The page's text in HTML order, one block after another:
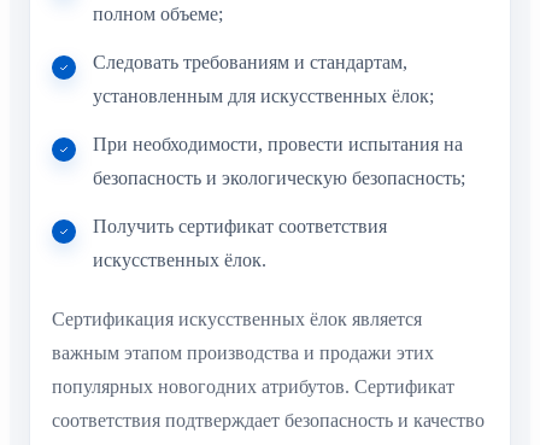
полном объеме;
Следовать требованиям и стандартам,
установленным для искусственных ёлок;
При необходимости, провести испытания на
безопасность и экологическую безопасность;
Получить сертификат соответствия
искусственных ёлок.
Сертификация искусственных ёлок является
важным этапом производства и продажи этих
популярных новогодних атрибутов. Сертификат
соответствия подтверждает безопасность и качество